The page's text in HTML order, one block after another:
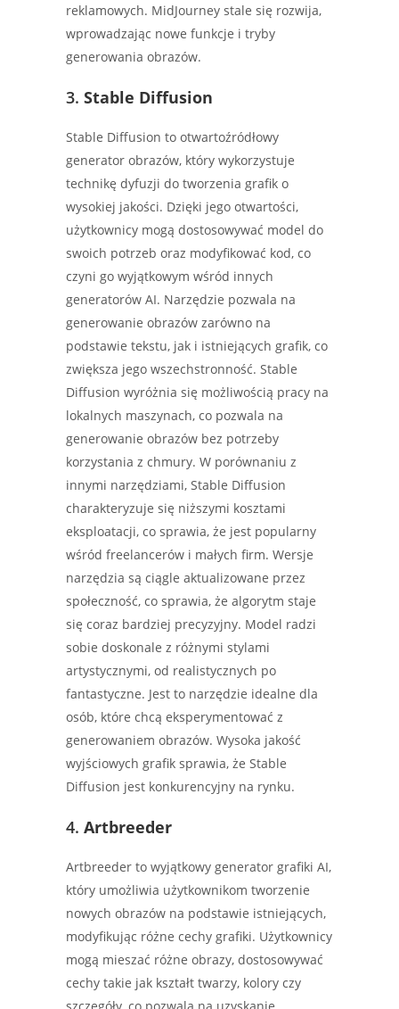
reklamowych. MidJourney stale się rozwija,
wprowadzając nowe funkcje i tryby
generowania obrazów.
3. Stable Diffusion
Stable Diffusion to otwartoźródłowy
generator obrazów, który wykorzystuje
technikę dyfuzji do tworzenia grafik o
wysokiej jakości. Dzięki jego otwartości,
użytkownicy mogą dostosowywać model do
swoich potrzeb oraz modyfikować kod, co
czyni go wyjątkowym wśród innych
generatorów AI. Narzędzie pozwala na
generowanie obrazów zarówno na
podstawie tekstu, jak i istniejących grafik, co
zwiększa jego wszechstronność. Stable
Diffusion wyróżnia się możliwością pracy na
lokalnych maszynach, co pozwala na
generowanie obrazów bez potrzeby
korzystania z chmury. W porównaniu z
innymi narzędziami, Stable Diffusion
charakteryzuje się niższymi kosztami
eksploatacji, co sprawia, że jest popularny
wśród freelancerów i małych firm. Wersje
narzędzia są ciągle aktualizowane przez
społeczność, co sprawia, że algorytm staje
się coraz bardziej precyzyjny. Model radzi
sobie doskonale z różnymi stylami
artystycznymi, od realistycznych po
fantastyczne. Jest to narzędzie idealne dla
osób, które chcą eksperymentować z
generowaniem obrazów. Wysoka jakość
wyjściowych grafik sprawia, że Stable
Diffusion jest konkurencyjny na rynku.
4. Artbreeder
Artbreeder to wyjątkowy generator grafiki AI,
który umożliwia użytkownikom tworzenie
nowych obrazów na podstawie istniejących,
modyfikując różne cechy grafiki. Użytkownicy
mogą mieszać różne obrazy, dostosowywać
cechy takie jak kształt twarzy, kolory czy